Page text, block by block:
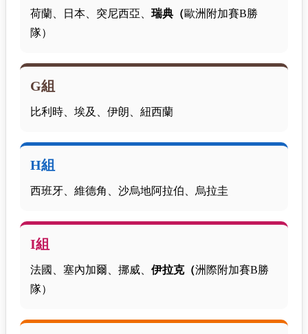
荷蘭、日本、突尼西亞、 瑞典（歐洲附加賽B勝
隊）
G組
比利時、埃及、伊朗、紐西蘭
H組
西班牙、維德角、沙烏地阿拉伯、烏拉圭
I組
法國、塞內加爾、挪威、 伊拉克（洲際附加賽B勝
隊）